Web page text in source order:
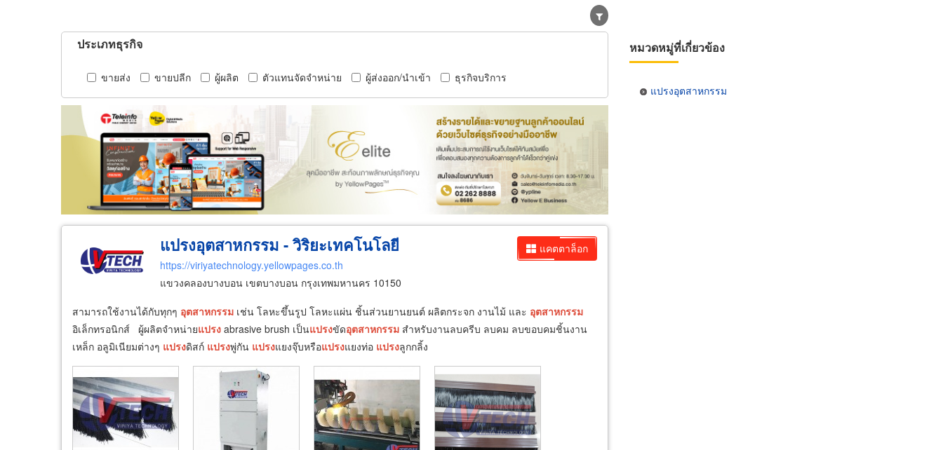
ประเภทธุรกิจ
ขายส่ง ขายปลีก ผู้ผลิต ตัวแทนจัดจำหน่าย ผู้ส่งออก/นำเข้า ธุรกิจบริการ
แคตตาล็อก
แปรงอุตสาหกรรม - วิริยะเทคโนโลยี
https://viriyatechnology.yellowpages.co.th
แขวงคลองบางบอน เขตบางบอน กรุงเทพมหานคร 10150
สามารถใช้งานได้กับทุกๆ อุตสาหกรรม เช่น โลหะขึ้นรูป โลหะแผ่น ชิ้นส่วนยานยนต์ ผลิตกระจก งานไม้ และ อุตสาหกรรม
อิเล็กทรอนิกส์ ผู้ผลิตจำหน่ายแปรง abrasive brush เป็นแปรงขัดอุตสาหกรรม สำหรับงานลบครีบ ลบคม ลบขอบคมชิ้นงาน
เหล็ก อลูมิเนียมต่างๆ แปรงดิสก์ แปรงพู่กัน แปรงแยงจุ๊บหรือแปรงแยงท่อ แปรงลูกกลิ้ง
หมวดหมู่ที่เกี่ยวข้อง
แปรงอุตสาหกรรม